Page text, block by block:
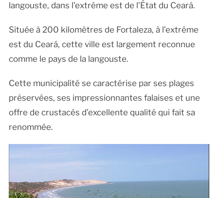
langouste, dans l’extrême est de l’État du Ceará.
Située à 200 kilomètres de Fortaleza, à l’extrême
est du Ceará, cette ville est largement reconnue
comme le pays de la langouste.
Cette municipalité se caractérise par ses plages
préservées, ses impressionnantes falaises et une
offre de crustacés d’excellente qualité qui fait sa
renommée.